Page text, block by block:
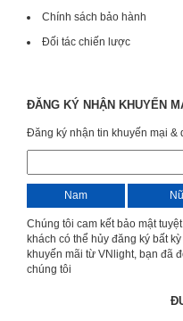
Chính sách bảo hành
Đối tác chiến lược
ĐĂNG KÝ NHẬN KHUYẾN
Đăng ký nhận tin khuyến mại &
Nam
Chúng tôi cam kết bảo mật
khách có thể hủy đăng ký bất
khuyến mãi từ VNlight, bạn đã
chúng tôi